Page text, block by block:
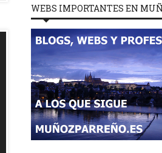
WEBS IMPORTANTES EN